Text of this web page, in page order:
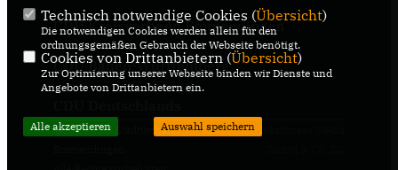
CDU Kreisverband Emmendingen
CDU Baden-Württemberg
@2026 CDU Stadtverband
Realisation: Sharkness Media
Technisch notwendige Cookies (Übersicht)
Die notwendigen Cookies werden allein für den
ordnungsgemäßen Gebrauch der Webseite benötigt.
Cookies von Drittanbietern (Übersicht)
Zur Optimierung unserer Webseite binden wir Dienste und
Angebote von Drittanbietern ein.
Alle akzeptieren Auswahl speichern